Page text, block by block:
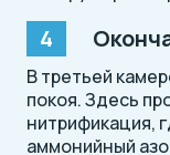
В третьей
покоя. Здесь
нитрификация,
аммонийный